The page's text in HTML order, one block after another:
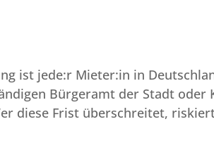
ist jede:r Mieter:in in
Bürgeramt der Stadt oder
diese Frist überschreitet,